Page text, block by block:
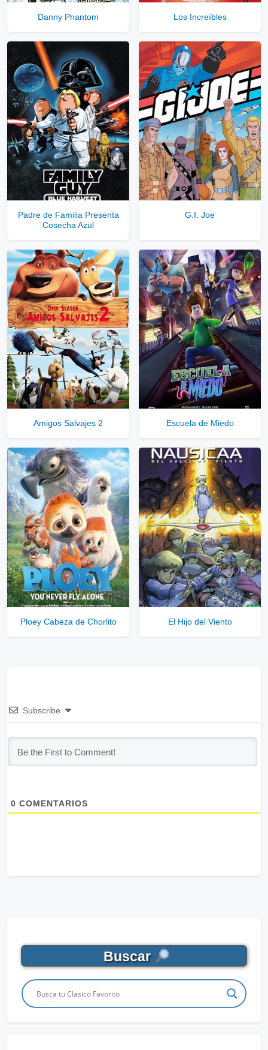
Danny Phantom Los Increíbles
Padre de Familia Presenta
Cosecha Azul
G.I. Joe
Amigos Salvajes 2 Escuela de Miedo
Ploey Cabeza de Chorlito El Hijo del Viento
Subscribe
0 COMENTARIOS
Buscar